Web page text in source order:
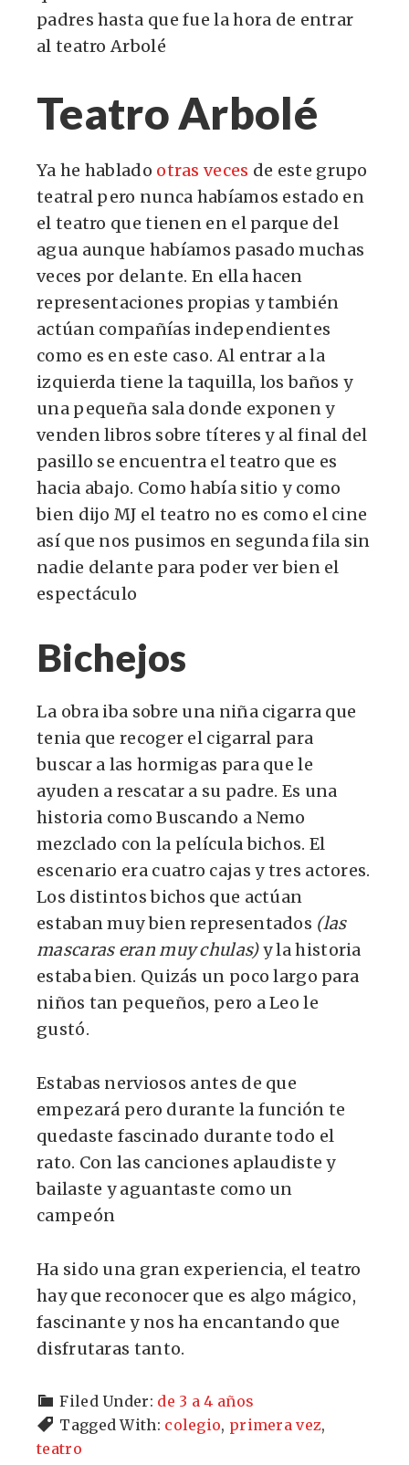
padres hasta que fue la hora de entrar
al teatro Arbolé
Teatro Arbolé
Ya he hablado otras veces de este grupo
teatral pero nunca habíamos estado en
el teatro que tienen en el parque del
agua aunque habíamos pasado muchas
veces por delante. En ella hacen
representaciones propias y también
actúan compañías independientes
como es en este caso. Al entrar a la
izquierda tiene la taquilla, los baños y
una pequeña sala donde exponen y
venden libros sobre títeres y al final del
pasillo se encuentra el teatro que es
hacia abajo. Como había sitio y como
bien dijo MJ el teatro no es como el cine
así que nos pusimos en segunda fila sin
nadie delante para poder ver bien el
espectáculo
Bichejos
La obra iba sobre una niña cigarra que
tenia que recoger el cigarral para
buscar a las hormigas para que le
ayuden a rescatar a su padre. Es una
historia como Buscando a Nemo
mezclado con la película bichos. El
escenario era cuatro cajas y tres actores.
Los distintos bichos que actúan
estaban muy bien representados (las
mascaras eran muy chulas)y la historia
estaba bien. Quizás un poco largo para
niños tan pequeños, pero a Leo le
gustó.
Estabas nerviosos antes de que
empezará pero durante la función te
quedaste fascinado durante todo el
rato. Con las canciones aplaudiste y
bailaste y aguantaste como un
campeón
Ha sido una gran experiencia, el teatro
hay que reconocer que es algo mágico,
fascinante y nos ha encantando que
disfrutaras tanto.
Filed Under: de 3 a 4 años
Tagged With: colegio, primera vez,
teatro